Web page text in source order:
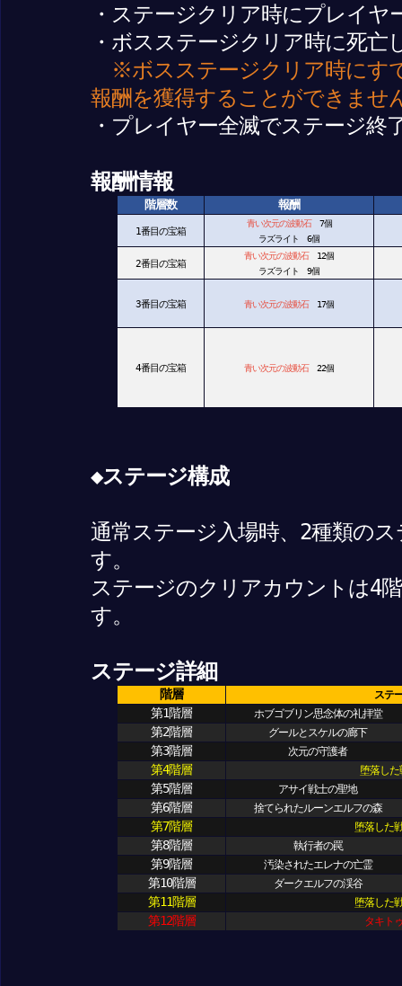
・ステージクリア時にプレイヤ
・ボスステージクリア時に死亡
※ボスステージクリア時にす
報酬を獲得することができませ
・プレイヤー全滅でステージ終
報酬情報
階層数 報酬
1番目の宝箱
青い次元の波動石7個
ラズライト 6個
2番目の宝箱
青い次元の波動石12個
ラズライト 9個
3番目の宝箱 青い次元の波動石17個
4番目の宝箱 青い次元の波動石22個
◆ステージ構成
通常ステージ入場時、2種類の
す。
ステージのクリアカウントは4
す。
ステージ詳細
階層 ステ
第1階層 ホブゴブリン思念体の礼拝堂
第2階層 グールとスケルの廊下
第3階層 次元の守護者
第4階層 堕落し
第5階層 アサイ戦士の聖地
第6階層 捨てられたルーンエルフの森
第7階層 堕落した
第8階層 執行者の罠
第9階層 汚染されたエレナの亡霊
第10階層 ダークエルフの渓谷
第11階層 堕落した
第12階層 タキト